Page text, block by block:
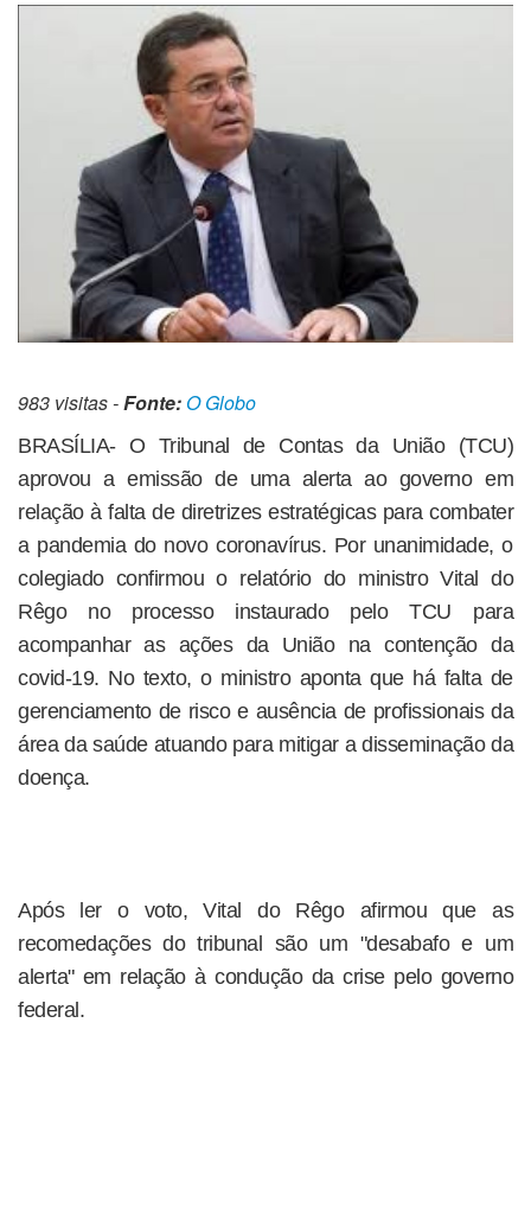
983 visitas -Fonte:O Globo
BRASÍLIA- O Tribunal de Contas da União (TCU)
aprovou a emissão de uma alerta ao governo em
relação à falta de diretrizes estratégicas para combater
a pandemia do novo coronavírus. Por unanimidade, o
colegiado confirmou o relatório do ministro Vital do
Rêgo no processo instaurado pelo TCU para
acompanhar as ações da União na contenção da
covid-19. No texto, o ministro aponta que há falta de
gerenciamento de risco e ausência de profissionais da
área da saúde atuando para mitigar a disseminação da
doença.
Após ler o voto, Vital do Rêgo afirmou que as
recomedações do tribunal são um "desabafo e um
alerta" em relação à condução da crise pelo governo
federal.